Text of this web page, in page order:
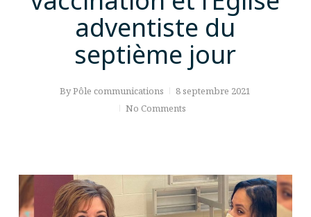
adventiste du
septième jour
ByPôle communications
8 septembre 2021
No Comments